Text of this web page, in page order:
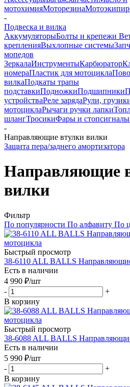
мотохимияМоторезина
-
Подвеска и вилка
АккумуляторыБолты и крепежи
крепленияВыхлопные системы
мопедов
ЗеркалаИнструментыКарбюратор
номераПластик для мотоцикла
вилкаПодкаты трапы
подставкиПодножкиПодшипники
устройстваРеле зарядаРули,
мотоциклаРычаги ручки лапки
шлангТросикиФары и стопсигналы
-
Направляющие втулки вилки
Защита пера/заднего амортизатора
Направляющие
вилки
Фильтр
По популярности По алфавиту По
Быстрый просмотр
38-6110 ALL BALLS
Есть в наличии
4 990 ₽/шт
-
+
В корзину
Быстрый просмотр
38-6088 ALL BALLS
Есть в наличии
5 990 ₽/шт
-
+
В корзину